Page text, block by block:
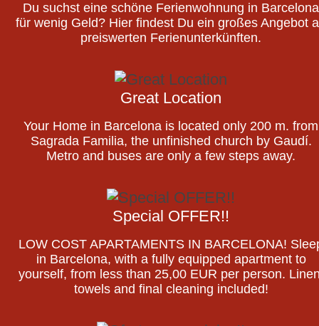
Du suchst eine schöne Ferienwohnung in Barcelona
für wenig Geld? Hier findest Du ein großes Angebot
preiswerten Ferienunterkünften.
Great Location
Your Home in Barcelona is located only 200 m. from
Sagrada Familia, the unfinished church by Gaudí.
Metro and buses are only a few steps away.
Special OFFER!!
LOW COST APARTAMENTS IN BARCELONA!
in Barcelona, with a fully equipped apartment to
yourself, from less than 25,00 EUR per person.
towels and final cleaning included!